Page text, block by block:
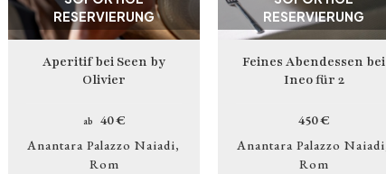
RESERVIERUNG
Aperitif bei Seen by
Olivier
ab
40 €
Anantara Palazzo Naiadi
Rom
RESERVIERUNG
Feines Abendessen bei
Ineo für 2
450 €
Anantara Palazzo Naiadi
Rom